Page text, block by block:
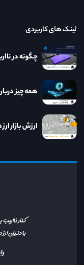
کنار
با دنیای
لینک های کاربردی
چگونه در
همه چیز
ارزش بازار